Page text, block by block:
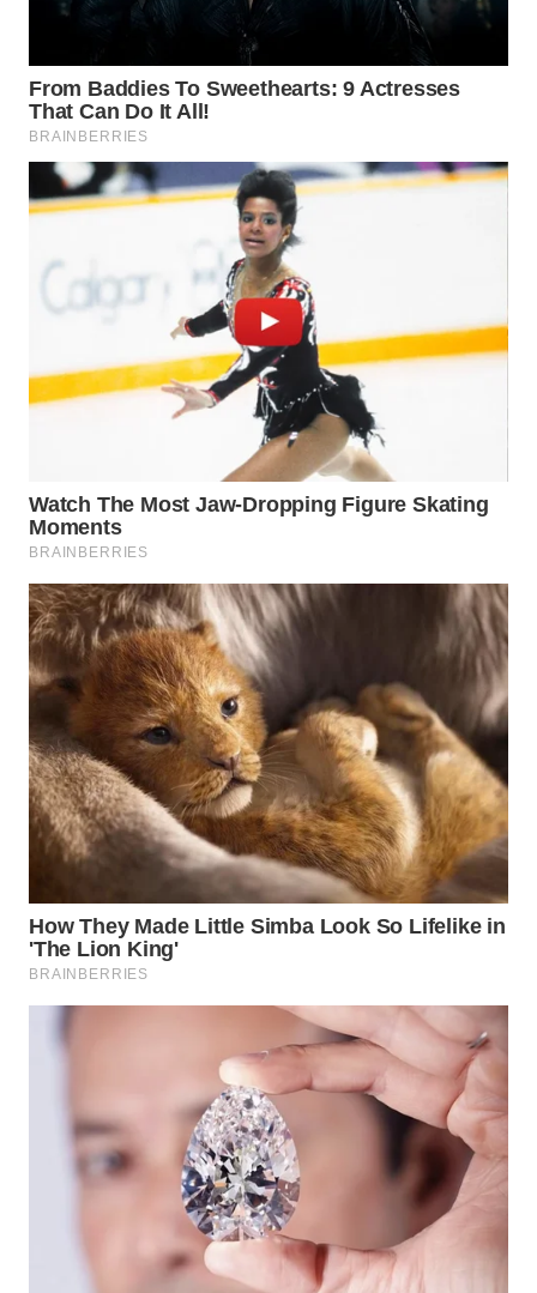
WN
WN
GORONTALO
WN
SULUT
WN
MALUKU
WN
MALUT
WN
TOBA
WN
NIAS
WN
LANGKAT
WN
TAPANULI
WN
TANJUNG
WN
SIMALUNGUN
LABUHANBATU